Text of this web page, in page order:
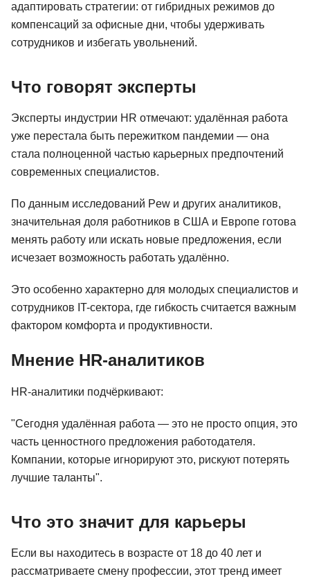
адаптировать стратегии: от гибридных режимов до
компенсаций за офисные дни, чтобы удерживать
сотрудников и избегать увольнений.
Что говорят эксперты
Эксперты индустрии HR отмечают: удалённая работа
уже перестала быть пережитком пандемии — она
стала полноценной частью карьерных предпочтений
современных специалистов.
По данным исследований Pew и других аналитиков,
значительная доля работников в США и Европе готова
менять работу или искать новые предложения, если
исчезает возможность работать удалённо.
Это особенно характерно для молодых специалистов и
сотрудников IT-сектора, где гибкость считается важным
фактором комфорта и продуктивности.
Мнение HR-аналитиков
HR-аналитики подчёркивают:
"Сегодня удалённая работа — это не просто опция, это
часть ценностного предложения работодателя.
Компании, которые игнорируют это, рискуют потерять
лучшие таланты".
Что это значит для карьеры
Если вы находитесь в возрасте от 18 до 40 лет и
рассматриваете смену профессии, этот тренд имеет